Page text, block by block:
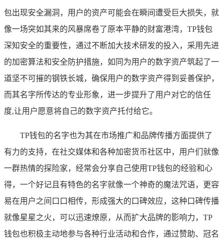
包出现安全漏洞，用户的资产可能会在瞬间遭受巨大损失，就
像一场突如其来的风暴席卷了原本平静的财富港湾，TP钱包
深知安全的重要性，通过不断加大技术研发的投入，采用先进
的加密算法和安全防护措施，如同为用户的数字资产筑起了一
道坚不可摧的钢铁长城，确保用户的数字资产得到妥善保护，
而其名字所传达的专业形象，进一步提升了用户对它的信任
度,让用户愿意将自己的数字资产托付给它。
TP钱包的名字也为其在市场推广和品牌传播方面提供了
有力的支持，在社交媒体和各种加密货币社区中，用户们就像
一群热情的探险家，经常会分享自己使用TP钱包的经验和心
得，一个好记且有特色的名字就像一个神奇的魔法咒语，更容
易在用户之间口口相传，形成强大的口碑效应，这种口碑传播
就像星星之火，可以迅速燎原，从而扩大品牌的影响力，TP
钱包也积极主动地参与各种行业活动和合作，通过赞助、冠名